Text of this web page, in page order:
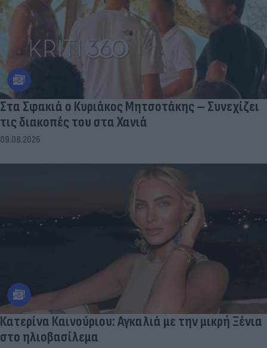
Στα Σφακιά ο Κυριάκος Μητσοτάκης – Συνεχίζει
τις διακοπές του στα Χανιά
09.08.2026
Κατερίνα Καινούριου: Αγκαλιά με την μικρή Ξένια
στο ηλιοβασίλεμα